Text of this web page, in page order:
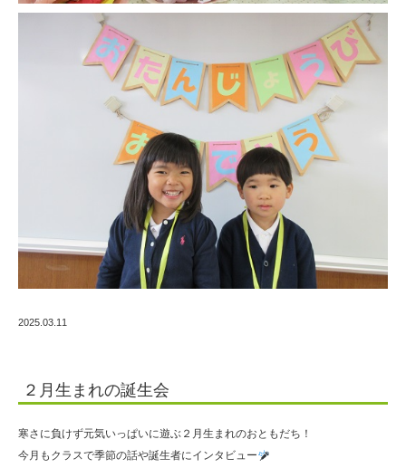
2025.03.11
２月生まれの誕生会
寒さに負けず元気いっぱいに遊ぶ２月生まれのおともだち！
今月もクラスで季節の話や誕生者にインタビュー